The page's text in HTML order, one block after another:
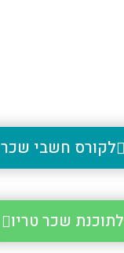
לקורס חשבי שכר
לתוכנת שכר טריו